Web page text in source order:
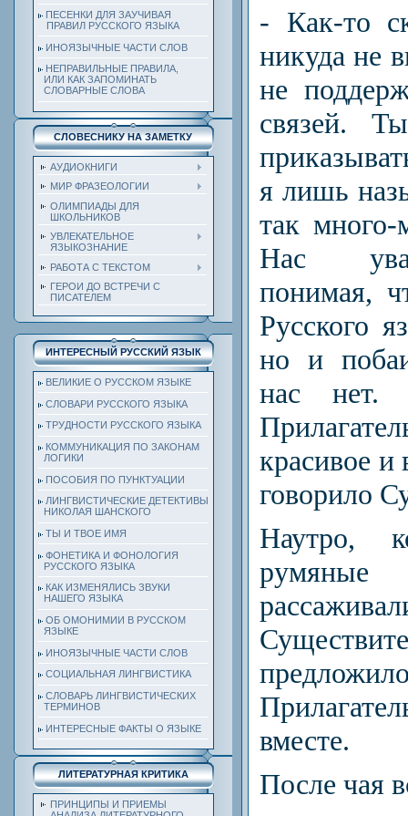
ПЕСЕНКИ ДЛЯ ЗАУЧИВАЯ
ПРАВИЛ РУССКОГО ЯЗЫКА
ИНОЯЗЫЧНЫЕ ЧАСТИ СЛОВ
НЕПРАВИЛЬНЫЕ ПРАВИЛА,
ИЛИ КАК ЗАПОМИНАТЬ
СЛОВАРНЫЕ СЛОВА
СЛОВЕСНИКУ НА ЗАМЕТКУ
АУДИОКНИГИ
МИР ФРАЗЕОЛОГИИ
ОЛИМПИАДЫ ДЛЯ
ШКОЛЬНИКОВ
УВЛЕКАТЕЛЬНОЕ
ЯЗЫКОЗНАНИЕ
РАБОТА С ТЕКСТОМ
ГЕРОИ ДО ВСТРЕЧИ С
ПИСАТЕЛЕМ
ИНТЕРЕСНЫЙ РУССКИЙ ЯЗЫК
ВЕЛИКИЕ О РУССКОМ ЯЗЫКЕ
СЛОВАРИ РУССКОГО ЯЗЫКА
ТРУДНОСТИ РУССКОГО ЯЗЫКА
КОММУНИКАЦИЯ ПО ЗАКОНАМ
ЛОГИКИ
ПОСОБИЯ ПО ПУНКТУАЦИИ
ЛИНГВИСТИЧЕСКИЕ ДЕТЕКТИВЫ
НИКОЛАЯ ШАНСКОГО
ТЫ И ТВОЕ ИМЯ
ФОНЕТИКА И ФОНОЛОГИЯ
РУССКОГО ЯЗЫКА
КАК ИЗМЕНЯЛИСЬ ЗВУКИ
НАШЕГО ЯЗЫКА
ОБ ОМОНИМИИ В РУССКОМ
ЯЗЫКЕ
ИНОЯЗЫЧНЫЕ ЧАСТИ СЛОВ
СОЦИАЛЬНАЯ ЛИНГВИСТИКА
СЛОВАРЬ ЛИНГВИСТИЧЕСКИХ
ТЕРМИНОВ
ИНТЕРЕСНЫЕ ФАКТЫ О ЯЗЫКЕ
ЛИТЕРАТУРНАЯ КРИТИКА
ПРИНЦИПЫ И ПРИЕМЫ
- Как-то
никуда не
не
связей.
я лишь
так много-
Нас
понимая,
Русского
но и
нас нет.
красивое и
говорило
Наутро,
вместе.
После чая